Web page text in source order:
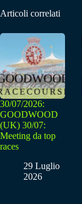
Articoli correlati
30/07/2026:
GOODWOOD
(UK) 30/07:
Meeting da top
races
29 Luglio
2026